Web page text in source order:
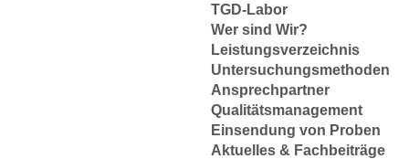
TGD-Labor
Wer sind Wir?
Leistungsverzeichnis
Untersuchungsmethoden
Ansprechpartner
Qualitätsmanagement
Einsendung von Proben
Aktuelles & Fachbeiträge